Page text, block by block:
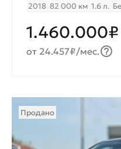
2018 82 000 км 1.6 л.
1.460.000₽
от 24.457₽/мес.
Продано